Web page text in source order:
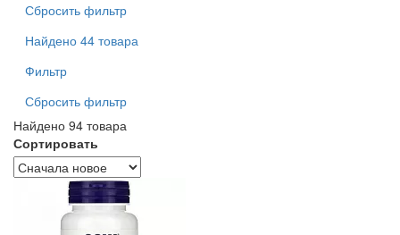
Сбросить фильтр
Найдено 44 товара
Фильтр
Сбросить фильтр
Найдено 94 товара
Сортировать